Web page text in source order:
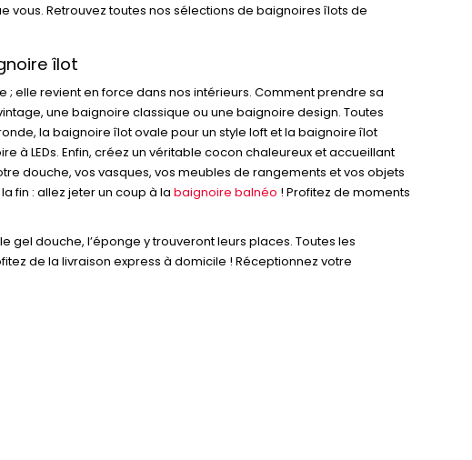
Retrouvez toutes nos sélections de baignoires îlots de
îlot
elle revient en force dans nos intérieurs. Comment prendre sa
une baignoire classique ou une baignoire design. Toutes
la baignoire îlot ovale pour un style loft et la baignoire îlot
LEDs. Enfin, créez un véritable cocon chaleureux et accueillant
douche, vos vasques, vos meubles de rangements et vos objets
fin : allez jeter un coup à labaignoire balnéo ! Profitez de moments
gel douche, l’éponge y trouveront leurs places. Toutes les
de la livraison express à domicile ! Réceptionnez votre